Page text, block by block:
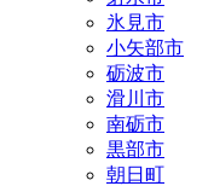
氷見市
小矢部市
砺波市
滑川市
南砺市
黒部市
朝日町